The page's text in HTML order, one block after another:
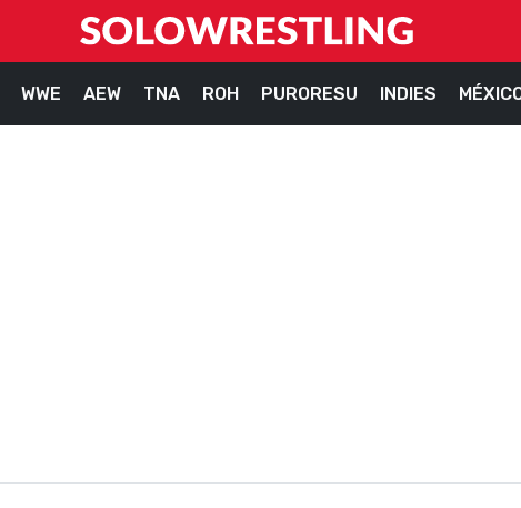
WWE AEW TNA ROH PURORESU INDIES